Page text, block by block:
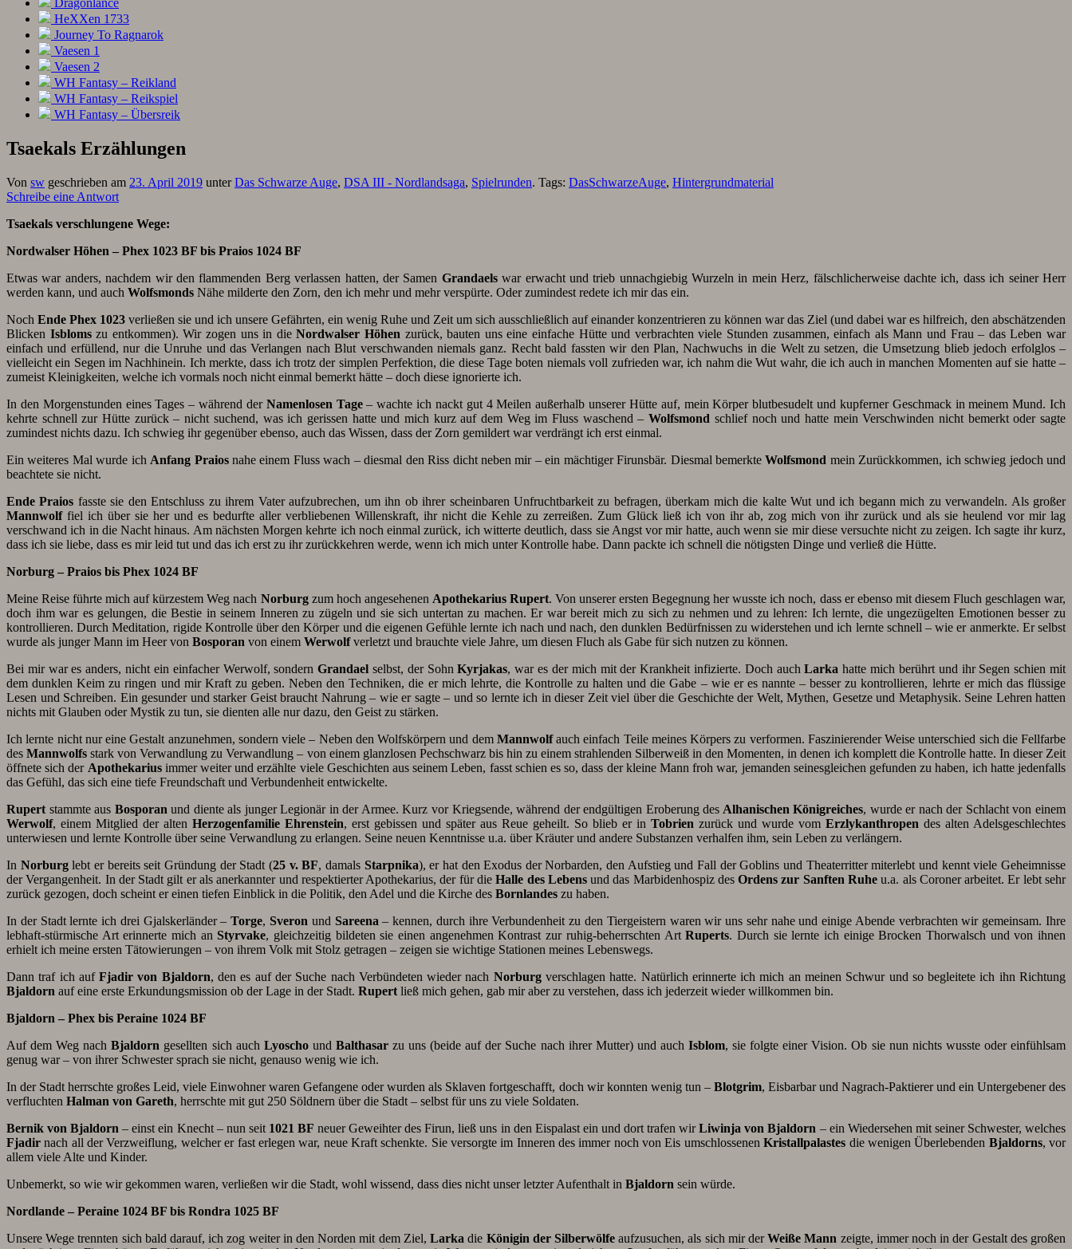
Dragonlance
HeXXen 1733
Journey To Ragnarok
Vaesen 1
Vaesen 2
WH Fantasy – Reikland
WH Fantasy – Reikspiel
WH Fantasy – Übersreik
Tsaekals Erzählungen
Von sw geschrieben am 23. April 2019 unterDas Schwarze Auge, DSA III - Nordlandsaga, Spielrunden. Tags: DasSchwarzeAuge, Hintergrundmaterial
Schreibe eine Antwort
Tsaekals verschlungene Wege:
Nordwalser Höhen – Phex 1023 BF bis Praios 1024 BF
Etwas war anders, nachdem wir den flammenden Berg verlassen hatten, der Samen Grandaelswar erwacht und trieb unnachgiebig Wurzeln in mein Herz, fälschlicherweise dachte ich, dass ich seiner Herr
werden kann, und auch Wolfsmonds Nähe milderte den Zorn, den ich mehr und mehr verspürte. Oder zumindest redete ich mir das ein.
Noch Ende Phex 1023 verließen sie und ich unsere Gefährten, ein wenig Ruhe und Zeit um sich ausschließlich auf einander konzentrieren zu können war das Ziel (und dabei war es hilfreich, den abschätzenden
Blicken Isblomszu entkommen). Wir zogen uns in dieNordwalser Höhen zurück, bauten uns eine einfache Hütte und verbrachten viele Stunden zusammen, einfach als Mann und Frau – das Leben war
einfach und erfüllend, nur die Unruhe und das Verlangen nach Blut verschwanden niemals ganz. Recht bald fassten wir den Plan, Nachwuchs in die Welt zu setzen, die Umsetzung blieb jedoch erfolglos –
vielleicht ein Segen im Nachhinein. Ich merkte, dass ich trotz der simplen Perfektion, die diese Tage boten niemals voll zufrieden war, ich nahm die Wut wahr, die ich auch in manchen Momenten auf sie hatte –
zumeist Kleinigkeiten, welche ich vormals noch nicht einmal bemerkt hätte – doch diese ignorierte ich.
In den Morgenstunden eines Tages – während der Namenlosen Tage– wachte ich nackt gut 4 Meilen außerhalb unserer Hütte auf, mein Körper blutbesudelt und kupferner Geschmack in meinem Mund. Ich
kehrte schnell zur Hütte zurück – nicht suchend, was ich gerissen hatte und mich kurz auf dem Weg im Fluss waschend –Wolfsmond schlief noch und hatte mein Verschwinden nicht bemerkt oder sagte
zumindest nichts dazu. Ich schwieg ihr gegenüber ebenso, auch das Wissen, dass der Zorn gemildert war verdrängt ich erst einmal.
Ein weiteres Mal wurde ich Anfang Praiosnahe einem Fluss wach – diesmal den Riss dicht neben mir – ein mächtiger Firunsbär. Diesmal bemerkteWolfsmond mein Zurückkommen, ich schwieg jedoch und
beachtete sie nicht.
Ende Praios fasste sie den Entschluss zu ihrem Vater aufzubrechen, um ihn ob ihrer scheinbaren Unfruchtbarkeit zu befragen, überkam mich die kalte Wut und ich begann mich zu verwandeln. Als großer
Mannwolffiel ich über sie her und es bedurfte aller verbliebenen Willenskraft, ihr nicht die Kehle zu zerreißen. Zum Glück ließ ich von ihr ab, zog mich von ihr zurück und als sie heulend vor mir lag
verschwand ich in die Nacht hinaus. Am nächsten Morgen kehrte ich noch einmal zurück, ich witterte deutlich, dass sie Angst vor mir hatte, auch wenn sie mir diese versuchte nicht zu zeigen. Ich sagte ihr kurz,
dass ich sie liebe, dass es mir leid tut und das ich erst zu ihr zurückkehren werde, wenn ich mich unter Kontrolle habe. Dann packte ich schnell die nötigsten Dinge und verließ die Hütte.
Norburg – Praios bis Phex 1024 BF
Meine Reise führte mich auf kürzestem Weg nach Norburgzum hoch angesehenen Apothekarius Rupert. Von unserer ersten Begegnung her wusste ich noch, dass er ebenso mit diesem Fluch geschlagen war,
doch ihm war es gelungen, die Bestie in seinem Inneren zu zügeln und sie sich untertan zu machen. Er war bereit mich zu sich zu nehmen und zu lehren: Ich lernte, die ungezügelten Emotionen besser zu
kontrollieren. Durch Meditation, rigide Kontrolle über den Körper und die eigenen Gefühle lernte ich nach und nach, den dunklen Bedürfnissen zu widerstehen und ich lernte schnell – wie er anmerkte. Er selbst
wurde als junger Mann im Heer von Bosporan von einem Werwolfverletzt und brauchte viele Jahre, um diesen Fluch als Gabe für sich nutzen zu können.
Bei mir war es anders, nicht ein einfacher Werwolf, sondernGrandael selbst, der SohnKyrjakas, war es der mich mit der Krankheit infizierte. Doch auchLarka hatte mich berührt und ihr Segen schien mit
dem dunklen Keim zu ringen und mir Kraft zu geben. Neben den Techniken, die er mich lehrte, die Kontrolle zu halten und die Gabe – wie er es nannte – besser zu kontrollieren, lehrte er mich das flüssige
Lesen und Schreiben. Ein gesunder und starker Geist braucht Nahrung – wie er sagte – und so lernte ich in dieser Zeit viel über die Geschichte der Welt, Mythen, Gesetze und Metaphysik. Seine Lehren hatten
nichts mit Glauben oder Mystik zu tun, sie dienten alle nur dazu, den Geist zu stärken.
Ich lernte nicht nur eine Gestalt anzunehmen, sondern viele – Neben den Wolfskörpern und dem Mannwolfauch einfach Teile meines Körpers zu verformen. Faszinierender Weise unterschied sich die Fellfarbe
desMannwolfs stark von Verwandlung zu Verwandlung – von einem glanzlosen Pechschwarz bis hin zu einem strahlenden Silberweiß in den Momenten, in denen ich komplett die Kontrolle hatte. In dieser Zeit
öffnete sich der Apothekariusimmer weiter und erzählte viele Geschichten aus seinem Leben, fasst schien es so, dass der kleine Mann froh war, jemanden seinesgleichen gefunden zu haben, ich hatte jedenfalls
das Gefühl, das sich eine tiefe Freundschaft und Verbundenheit entwickelte.
Rupert stammte aus Bosporan und diente als junger Legionär in der Armee. Kurz vor Kriegsende, während der endgültigen Eroberung des Alhanischen Königreiches, wurde er nach der Schlacht von einem
Werwolf, einem Mitglied der alten Herzogenfamilie Ehrenstein, erst gebissen und später aus Reue geheilt. So blieb er in Tobrien zurück und wurde vom Erzlykanthropen des alten Adelsgeschlechtes
unterwiesen und lernte Kontrolle über seine Verwandlung zu erlangen. Seine neuen Kenntnisse u.a. über Kräuter und andere Substanzen verhalfen ihm, sein Leben zu verlängern.
In Norburglebt er bereits seit Gründung der Stadt (25 v. BF, damals Starpnika), er hat den Exodus der Norbarden, den Aufstieg und Fall der Goblins und Theaterritter miterlebt und kennt viele Geheimnisse
der Vergangenheit. In der Stadt gilt er als anerkannter und respektierter Apothekarius, der für dieHalle des Lebensund das Marbidenhospiz desOrdens zur Sanften Ruhe u.a. als Coroner arbeitet. Er lebt sehr
zurück gezogen, doch scheint er einen tiefen Einblick in die Politik, den Adel und die Kirche des Bornlandes zu haben.
In der Stadt lernte ich drei Gjalskerländer –Torge, Sveron und Sareena – kennen, durch ihre Verbundenheit zu den Tiergeistern waren wir uns sehr nahe und einige Abende verbrachten wir gemeinsam. Ihre
lebhaft-stürmische Art erinnerte mich anStyrvake, gleichzeitig bildeten sie einen angenehmen Kontrast zur ruhig-beherrschten ArtRuperts. Durch sie lernte ich einige Brocken Thorwalsch und von ihnen
erhielt ich meine ersten Tätowierungen – von ihrem Volk mit Stolz getragen – zeigen sie wichtige Stationen meines Lebenswegs.
Dann traf ich aufFjadir von Bjaldorn, den es auf der Suche nach Verbündeten wieder nach Norburgverschlagen hatte. Natürlich erinnerte ich mich an meinen Schwur und so begleitete ich ihn Richtung
Bjaldorn auf eine erste Erkundungsmission ob der Lage in der Stadt. Rupert ließ mich gehen, gab mir aber zu verstehen, dass ich jederzeit wieder willkommen bin.
Bjaldorn – Phex bis Peraine 1024 BF
Auf dem Weg nachBjaldorn gesellten sich auch Lyoschound Balthasarzu uns (beide auf der Suche nach ihrer Mutter) und auchIsblom, sie folgte einer Vision. Ob sie nun nichts wusste oder einfühlsam
genug war – von ihrer Schwester sprach sie nicht, genauso wenig wie ich.
In der Stadt herrschte großes Leid, viele Einwohner waren Gefangene oder wurden als Sklaven fortgeschafft, doch wir konnten wenig tun – Blotgrim, Eisbarbar und Nagrach-Paktierer und ein Untergebener des
verfluchten Halman von Gareth, herrschte mit gut 250 Söldnern über die Stadt – selbst für uns zu viele Soldaten.
Bernik von Bjaldorn – einst ein Knecht – nun seit 1021 BF neuer Geweihter des Firun, ließ uns in den Eispalast ein und dort trafen wirLiwinja von Bjaldorn – ein Wiedersehen mit seiner Schwester, welches
Fjadir nach all der Verzweiflung, welcher er fast erlegen war, neue Kraft schenkte. Sie versorgte im Inneren des immer noch von Eis umschlossenenKristallpalastes die wenigen Überlebenden Bjaldorns, vor
allem viele Alte und Kinder.
Unbemerkt, so wie wir gekommen waren, verließen wir die Stadt, wohl wissend, dass dies nicht unser letzter Aufenthalt in Bjaldorn sein würde.
Nordlande – Peraine 1024 BF bis Rondra 1025 BF
Unsere Wege trennten sich bald darauf, ich zog weiter in den Norden mit dem Ziel,Larka die Königin der Silberwölfeaufzusuchen, als sich mir derWeiße Mann zeigte, immer noch in der Gestalt des großen